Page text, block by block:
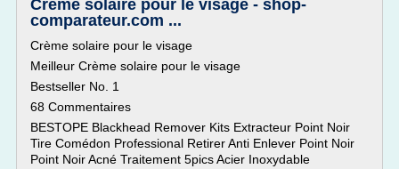
Crème solaire pour le visage - shop-
comparateur.com ...
Crème solaire pour le visage
Meilleur Crème solaire pour le visage
Bestseller No. 1
68 Commentaires
BESTOPE Blackhead Remover Kits Extracteur Point Noir
Tire Comédon Professional Retirer Anti Enlever Point Noir
Point Noir Acné Traitement 5pics Acier Inoxydable